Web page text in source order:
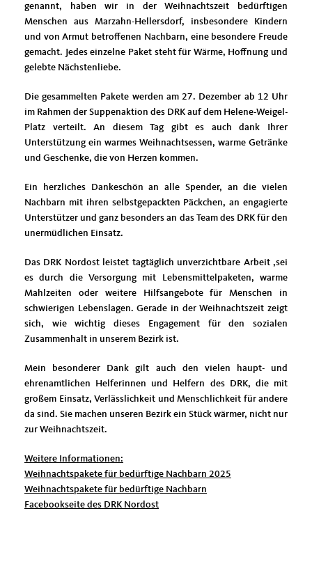
genannt, haben wir in der Weihnachtszeit bedürftigen
Menschen aus Marzahn-Hellersdorf, insbesondere Kindern
und von Armut betroffenen Nachbarn, eine besondere Freude
gemacht. Jedes einzelne Paket steht für Wärme, Hoffnung und
gelebte Nächstenliebe.
Die gesammelten Pakete werden am 27. Dezember ab 12 Uhr
im Rahmen der Suppenaktion des DRK auf dem Helene-Weigel-
Platz verteilt. An diesem Tag gibt es auch dank Ihrer
Unterstützung ein warmes Weihnachtsessen, warme Getränke
und Geschenke, die von Herzen kommen.
Ein herzliches Dankeschön an alle Spender, an die vielen
Nachbarn mit ihren selbstgepackten Päckchen, an engagierte
Unterstützer und ganz besonders an das Team des DRK für den
unermüdlichen Einsatz.
Das DRK Nordost leistet tagtäglich unverzichtbare Arbeit ,sei
es durch die Versorgung mit Lebensmittelpaketen, warme
Mahlzeiten oder weitere Hilfsangebote für Menschen in
schwierigen Lebenslagen. Gerade in der Weihnachtszeit zeigt
sich, wie wichtig dieses Engagement für den sozialen
Zusammenhalt in unserem Bezirk ist.
Mein besonderer Dank gilt auch den vielen haupt- und
ehrenamtlichen Helferinnen und Helfern des DRK, die mit
großem Einsatz, Verlässlichkeit und Menschlichkeit für andere
da sind. Sie machen unseren Bezirk ein Stück wärmer, nicht nur
zur Weihnachtszeit.
Weitere Informationen:
Weihnachtspakete für bedürftige Nachbarn 2025
Weihnachtspakete für bedürftige Nachbarn
Facebookseite des DRK Nordost